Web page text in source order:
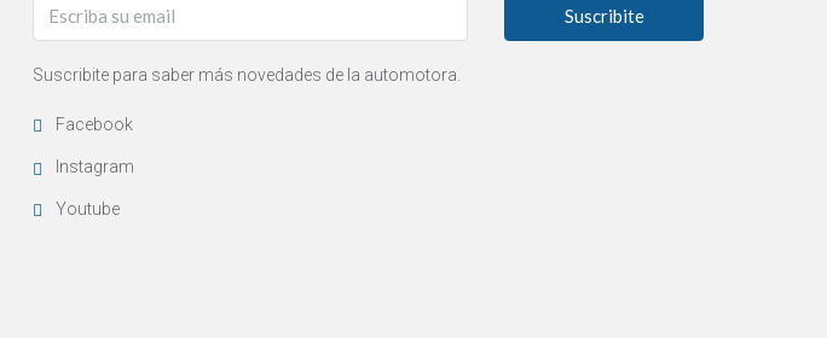
Suscribite
Suscribite para saber más novedades de la automotora.
Facebook
Instagram
Youtube